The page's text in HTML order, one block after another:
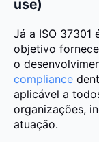
use)
Já a ISO 37301
objetivo
o
compliance
aplicável a
organizações,
atuação.